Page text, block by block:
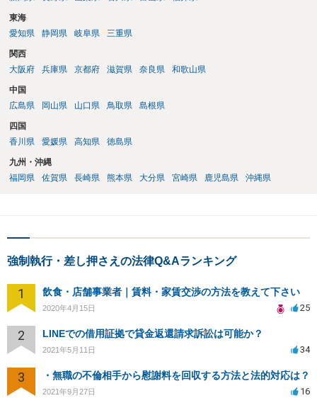
東海
愛知県
静岡県 岐阜県 三重県
関西
大阪府
兵庫県 京都府 滋賀県 奈良県 和歌山県
中国
広島県
岡山県 山口県 鳥取県 島根県
四国
香川県
愛媛県 高知県 徳島県
九州・沖縄
福岡県
佐賀県 長崎県 熊本県 大分県 宮崎県 鹿児島県 沖縄県
強制執行・差し押さえの法律Q&Aランキング
1 飲食・店舗事業者｜賃料・家賃交渉の方法を教えて下さい
2020年4月15日 25
2 LINEでの借用証拠で貸金返還請求訴訟は可能か？
2021年5月11日 34
3 ・無職の不倫相手から慰謝料を回収する方法と法的対応は？
2021年9月27日 16